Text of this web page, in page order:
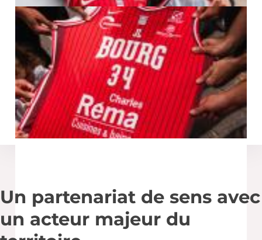
UN PARTENARIAT QUI ALLIE
SPORT ET INDUSTRIE
ChezKAPECI Acier, nous sommes fiers de représenter
le
Groupe METALPEdans le cadre durenouvellement
de notre partenariat avec la JL Bourg , club
emblématique évoluant enBetclic Élite . Cette
collaboration repose sur des valeurs fortes que nous
partageons : esprit d’équipe, exigence, passion et
engagement. Comme sur un chantier, la réussite
collective est au cœur de notre démarche.
Un partenariat de sens avec
un acteur majeur du